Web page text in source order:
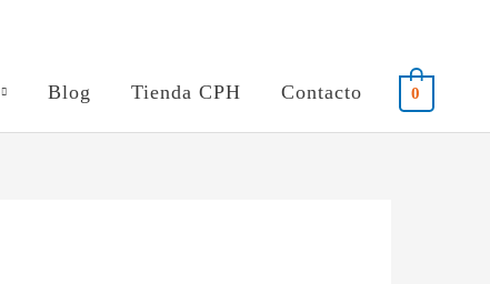
Blog Tienda CPH Contacto 0